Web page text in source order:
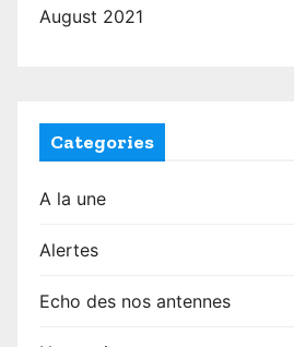
August 2021
Categories
A la une
Alertes
Echo des nos antennes